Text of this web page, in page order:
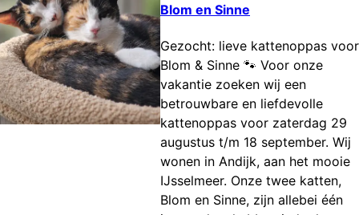
Blom en Sinne
Gezocht: lieve kattenoppas voor
Blom & Sinne 🐾 Voor onze
vakantie zoeken wij een
betrouwbare en liefdevolle
kattenoppas voor zaterdag 29
augustus t/m 18 september. Wij
wonen in Andijk, aan het mooie
IJsselmeer. Onze twee katten,
Blom en Sinne, zijn allebei één